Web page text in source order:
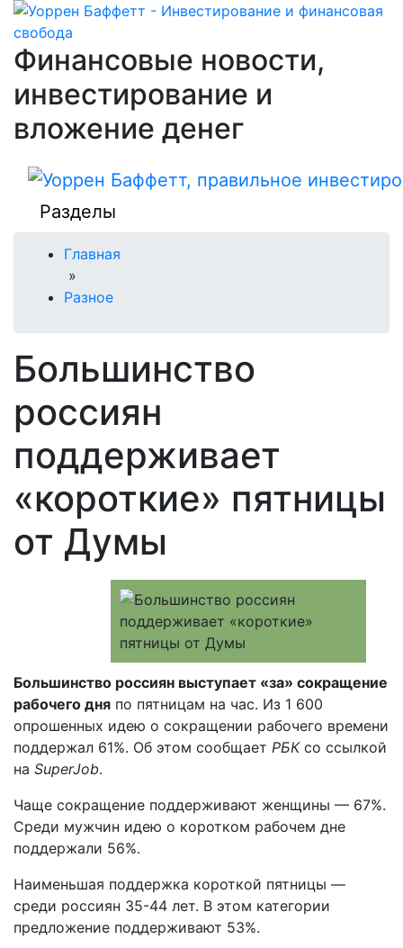
Финансовые новости,
инвестирование и
вложение денег
Разделы
Главная
»
Разное
Большинство
россиян
поддерживает
«короткие» пятницы
от Думы
Большинство россиян выступает «за» сокращение
рабочего дня по пятницам на час. Из 1 600
опрошенных идею о сокращении рабочего времени
поддержал 61%. Об этом сообщает РБКсо ссылкой
на SuperJob.
Чаще сокращение поддерживают женщины — 67%.
Среди мужчин идею о коротком рабочем дне
поддержали 56%.
Наименьшая поддержка короткой пятницы —
среди россиян 35-44 лет. В этом категории
предложение поддерживают 53%.